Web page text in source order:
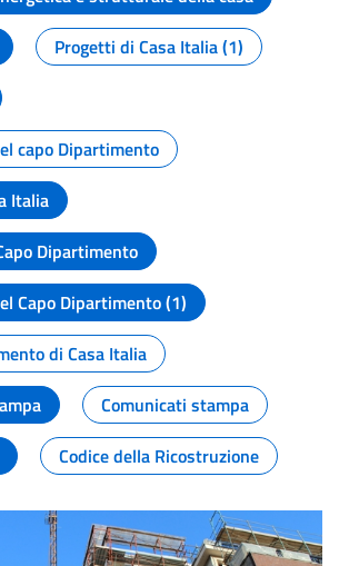
Progetti di Casa Italia (1)
capo Dipartimento
Italia
Dipartimento
Capo Dipartimento (1)
di Casa Italia
Comunicati stampa
Codice della Ricostruzione